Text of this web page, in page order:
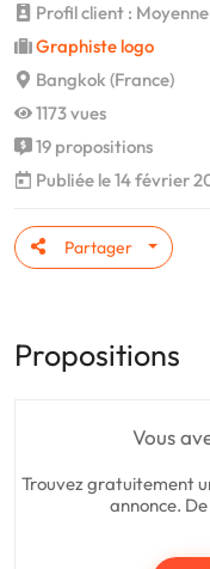
Profil client :
Graphiste logo
Bangkok (France)
1173 vues
19 propositions
Publiée le 14 février
Partager
Propositions
Vous
Trouvez gratuitement
annonce.